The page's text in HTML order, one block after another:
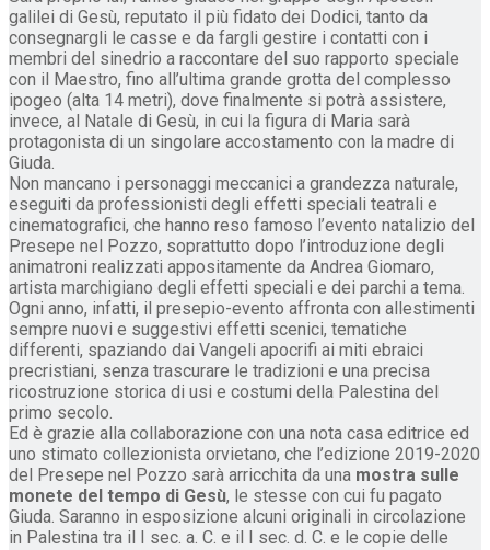
galilei di Gesù, reputato il più fidato dei Dodici, tanto da
consegnargli le casse e da fargli gestire i contatti con i
membri del sinedrio a raccontare del suo rapporto speciale
con il Maestro, fino all’ultima grande grotta del complesso
ipogeo (alta 14 metri), dove finalmente si potrà assistere,
invece, al Natale di Gesù, in cui la figura di Maria sarà
protagonista di un singolare accostamento con la madre di
Giuda.
Non mancano i personaggi meccanici a grandezza naturale,
eseguiti da professionisti degli effetti speciali teatrali e
cinematografici, che hanno reso famoso l’evento natalizio del
Presepe nel Pozzo, soprattutto dopo l’introduzione degli
animatroni realizzati appositamente da Andrea Giomaro,
artista marchigiano degli effetti speciali e dei parchi a tema.
Ogni anno, infatti, il presepio-evento affronta con allestimenti
sempre nuovi e suggestivi effetti scenici, tematiche
differenti, spaziando dai Vangeli apocrifi ai miti ebraici
precristiani, senza trascurare le tradizioni e una precisa
ricostruzione storica di usi e costumi della Palestina del
primo secolo.
Ed è grazie alla collaborazione con una nota casa editrice ed
uno stimato collezionista orvietano, che l’edizione 2019-2020
del Presepe nel Pozzo sarà arricchita da una mostra sulle
monete del tempo di Gesù, le stesse con cui fu pagato
Giuda. Saranno in esposizione alcuni originali in circolazione
in Palestina tra il I sec. a. C. e il I sec. d. C. e le copie delle